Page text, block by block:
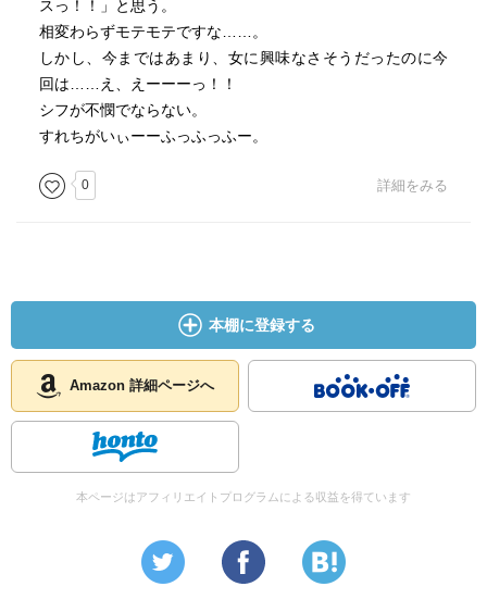
スっ！！」と思う。
相変わらずモテモテですな……。
しかし、今まではあまり、女に興味なさそうだったのに今
回は……え、えーーーっ！！
シフが不憫でならない。
すれちがいぃーーふっふっふー。
0 詳細をみる
本棚に登録する
Amazon 詳細ページへ
本ページはアフィリエイトプログラムによる収益を得ています